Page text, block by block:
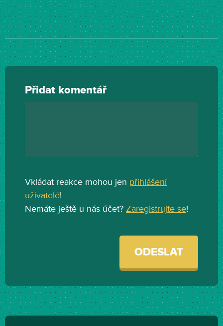
Přidat komentář
Vkládat reakce mohou jen přihlášení
uživatelé!
Nemáte ještě u nás účet? Zaregistrujte se!
ODESLAT